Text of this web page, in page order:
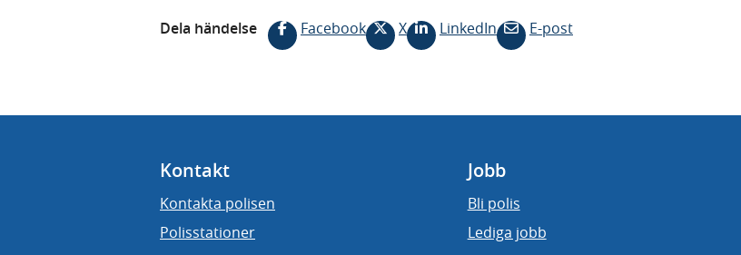
Dela händelse Facebook X LinkedIn E-post
Kontakt
Kontakta polisen
Polisstationer
Jobb
Bli polis
Lediga jobb